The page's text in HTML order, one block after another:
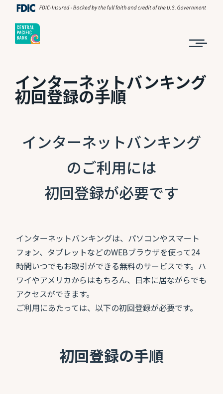
インターネットバンキング
初回登録の手順
インターネットバンキング
のご利用には
初回登録が必要です
インターネットバンキングは、パソコンやスマート
フォン、タブレットなどのWEBブラウザを使って24
時間いつでもお取引ができる無料のサービスです。ハ
ワイやアメリカからはもちろん、日本に居ながらでも
アクセスができます。
ご利用にあたっては、以下の初回登録が必要です。
初回登録の手順